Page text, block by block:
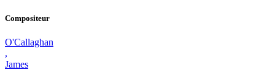
Compositeur
O'Callaghan
,
James